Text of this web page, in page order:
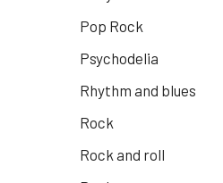
Pop Rock
Psychodelia
Rhythm and blues
Rock
Rock and roll